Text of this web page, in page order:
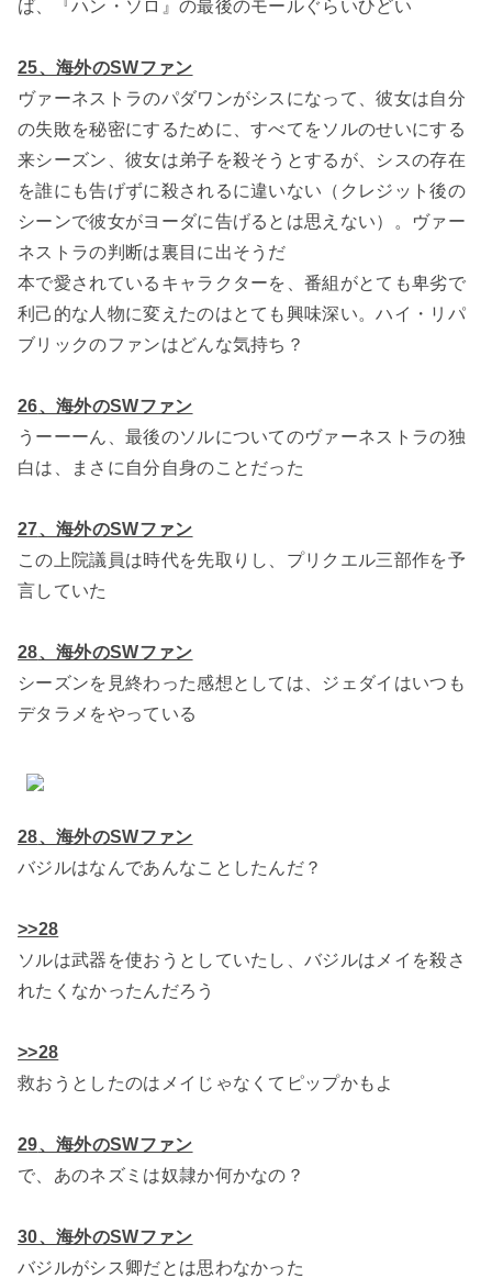
ば、『ハン・ソロ』の最後のモールぐらいひどい
25、海外のSWファン
ヴァーネストラのパダワンがシスになって、彼女は自分
の失敗を秘密にするために、すべてをソルのせいにする
来シーズン、彼女は弟子を殺そうとするが、シスの存在
を誰にも告げずに殺されるに違いない（クレジット後の
シーンで彼女がヨーダに告げるとは思えない）。ヴァー
ネストラの判断は裏目に出そうだ
本で愛されているキャラクターを、番組がとても卑劣で
利己的な人物に変えたのはとても興味深い。ハイ・リパ
ブリックのファンはどんな気持ち？
26、海外のSWファン
うーーーん、最後のソルについてのヴァーネストラの独
白は、まさに自分自身のことだった
27、海外のSWファン
この上院議員は時代を先取りし、プリクエル三部作を予
言していた
28、海外のSWファン
シーズンを見終わった感想としては、ジェダイはいつも
デタラメをやっている
28、海外のSWファン
バジルはなんであんなことしたんだ？
>>28
ソルは武器を使おうとしていたし、バジルはメイを殺さ
れたくなかったんだろう
>>28
救おうとしたのはメイじゃなくてピップかもよ
29、海外のSWファン
で、あのネズミは奴隷か何かなの？
30、海外のSWファン
バジルがシス卿だとは思わなかった